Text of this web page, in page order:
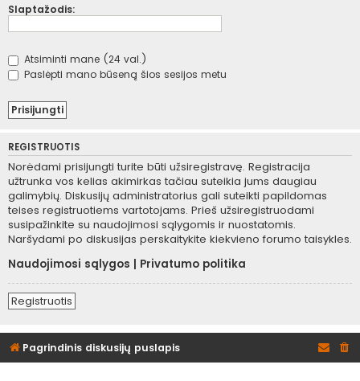
Slaptažodis:
Atsiminti mane (24 val.)
Paslėpti mano būseną šios sesijos metu
REGISTRUOTIS
Norėdami prisijungti turite būti užsiregistravę. Registracija
užtrunka vos kelias akimirkas tačiau suteikia jums daugiau
galimybių. Diskusijų administratorius gali suteikti papildomas
teises registruotiems vartotojams. Prieš užsiregistruodami
susipažinkite su naudojimosi sąlygomis ir nuostatomis.
Naršydami po diskusijas perskaitykite kiekvieno forumo taisykles.
Naudojimosi sąlygos
Privatumo politika
Registruotis
Pagrindinis diskusijų puslapis